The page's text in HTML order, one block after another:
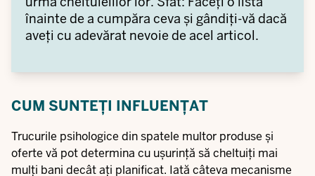
înainte de a cumpăra ceva și gândiți-vă dacă
aveți cu adevărat nevoie de acel articol.
CUM SUNTEȚI INFLUENȚAT
Trucurile psihologice din spatele multor produse și
oferte vă pot determina cu ușurință să cheltuiți mai
mulți bani decât ați planificat. Iată câteva mecanisme